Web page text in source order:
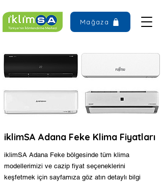
Mağaza
iklimSA Adana Feke Klima Fiyatları
iklimSA Adana Feke bölgesinde tüm klima
modellerimizi ve cazip fiyat seçeneklerini
keşfetmek için sayfamıza göz atın detaylı bilgi